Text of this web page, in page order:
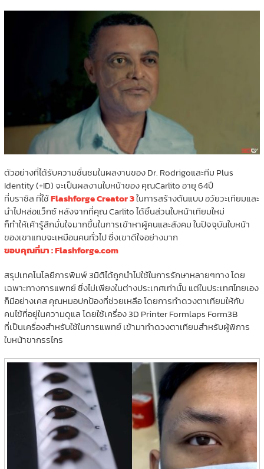
ตัวอย่างที่ได้รับความชื่นชมในผลงานของ Dr. Rodrigoและทีม Plus
Identity (+ID) จะเป็นผลงานใบหน้าของ คุณCarlito อายุ 64ปี
ที่บราซิล ที่ใช้Flashforge Creator 3ในการสร้างต้นแบบ อวัยวะเทียมและ
นำไปหล่อแว็กซ์ หลังจากที่คุณ Carlito ได้ชิ้นส่วนใบหน้าเทียมใหม่
ก็ทำให้เค้ารู้สึกมั่นใจมากขึ้นในการเข้าหาผู้คนและสังคม ในปัจจุบันใบหน้า
ของเขาแทบจะเหมือนคนทั่วไป ซึ่งเขาดีใจอย่างมาก
ขอบคุณที่มา : Flashforge.com
สรุปเทคโนโลยีการพิมพ์ 3มิติได้ถูกนำไปใช้ในการรักษาหลายๆทาง โดย
เฉพาะทางการแพทย์ ซึ่งไม่เพียงในต่างประเทศเท่านั้น แต่ในประเทศไทยเอง
ก็มีอย่างเคส คุณหมอปกป้องที่ช่วยเหลือ โดยการทำดวงตาเทียมให้กับ
คนไข้ที่อยู่ในความดูแล โดยใช้เครื่อง 3D Printer Formlaps Form3B
ที่เป็นเครื่องสำหรับใช้ในการแพทย์ เข้ามาทำดวงตาเทียมสำหรับผู้พิการ
ใบหน้าขากรรไกร